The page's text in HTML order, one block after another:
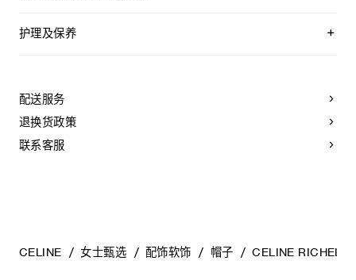
护理及保养
不可熨烫。
不可干洗。
配送服务
退换货政策
联系客服
CELINE 女士甄选 配饰软饰 帽子 CELINE